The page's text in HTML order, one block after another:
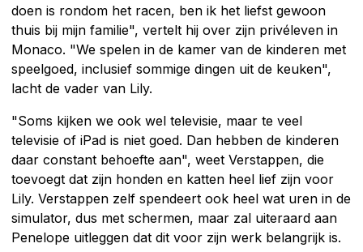
doen is rondom het racen, ben ik het liefst gewoon
thuis bij mijn familie", vertelt hij over zijn privéleven in
Monaco. "We spelen in de kamer van de kinderen met
speelgoed, inclusief sommige dingen uit de keuken",
lacht de vader van Lily.
"Soms kijken we ook wel televisie, maar te veel
televisie of iPad is niet goed. Dan hebben de kinderen
daar constant behoefte aan", weet Verstappen, die
toevoegt dat zijn honden en katten heel lief zijn voor
Lily. Verstappen zelf spendeert ook heel wat uren in de
simulator, dus met schermen, maar zal uiteraard aan
Penelope uitleggen dat dit voor zijn werk belangrijk is.